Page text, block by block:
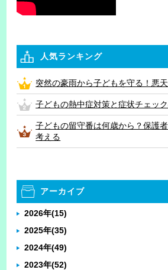
人気ランキング
突然の豪雨から子どもを守る！悪
子どもの熱中症対策と症状チェッ
子どもの留守番は何歳から？保護
考える
アーカイブ
2026年(15)
2025年(35)
2024年(49)
2023年(52)